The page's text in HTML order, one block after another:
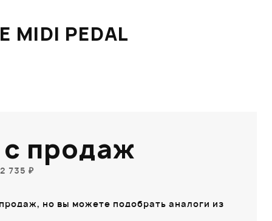
MIDI PEDAL
продаж
735 ₽
но вы можете подобрать аналоги из